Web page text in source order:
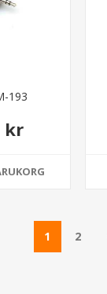
193
kr
1 2